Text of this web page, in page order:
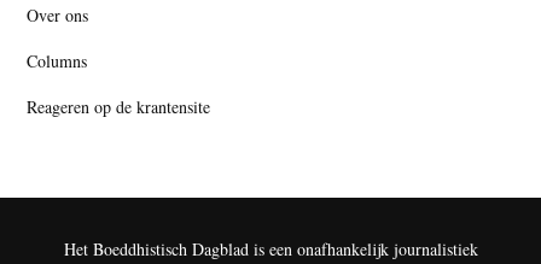
Over ons
Columns
Reageren op de krantensite
Het Boeddhistisch Dagblad is een onafhankelijk journalistiek